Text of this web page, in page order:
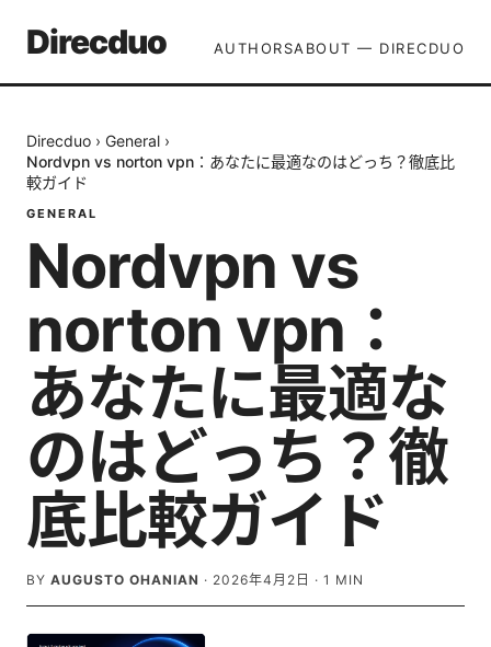
Direcduo AUTHORSABOUT — DIRECDUO
Direcduo › General ›
Nordvpn vs norton vpn：あなたに最適なのはどっち？徹底比
較ガイド
GENERAL
Nordvpn vs
norton vpn：
あなたに最適な
のはどっち？徹
底比較ガイド
BY AUGUSTO OHANIAN · 2026年4月2日 · 1 MIN